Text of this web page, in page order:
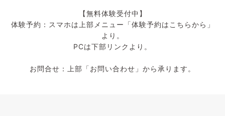
【無料体験受付中】
体験予約：スマホは上部メニュー「体験予約はこちらから」
より。
PCは下部リンクより。
お問合せ：上部「お問い合わせ」から承ります。